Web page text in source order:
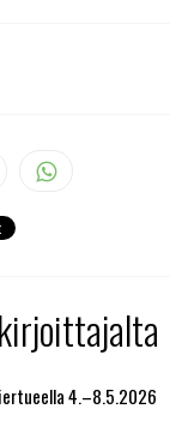
4.–8.5.2026